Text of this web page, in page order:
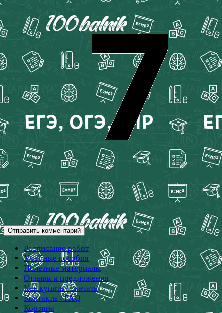
Расписание работ
Учебные пособия
Полезные материалы
Отзывы и предложения
Как купить / скачать
Контакты / FAQ
Корзина